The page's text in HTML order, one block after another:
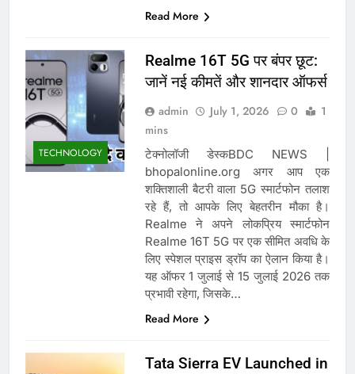
Read More
TECHNOLOGY
Realme 16T 5G पर बंपर छूट:
जानें नई कीमतें और शानदार ऑफर्स
admin July 1, 2026 0
1
mins
टेक्नोलॉजी डेस्कBDC NEWS |
bhopalonline.org अगर आप एक
शक्तिशाली बैटरी वाला 5G स्मार्टफोन तलाश
रहे हैं, तो आपके लिए बेहतरीन मौका है।
Realme ने अपने लोकप्रिय स्मार्टफोन
Realme 16T 5G पर एक सीमित अवधि के
लिए स्पेशल प्राइस ड्रॉप का ऐलान किया है।
यह ऑफर 1 जुलाई से 15 जुलाई 2026 तक
प्रभावी रहेगा, जिसके…
Read More
Tata Sierra EV Launched in